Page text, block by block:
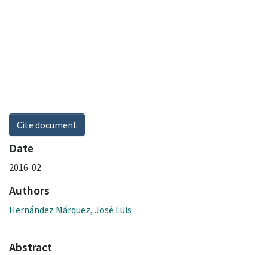
Cite document
Date
2016-02
Authors
Hernández Márquez, José Luis
Abstract